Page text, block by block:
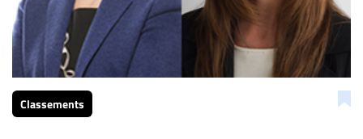
Classements